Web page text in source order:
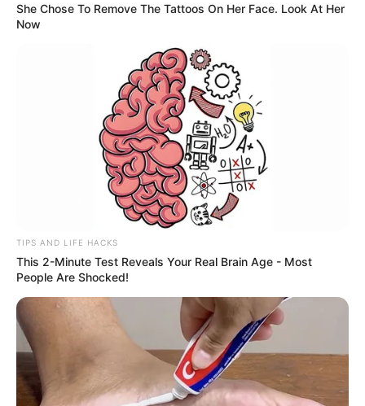
She Chose To Remove The Tattoos On Her Face. Look At Her
Now
TIPS AND LIFE HACKS
This 2-Minute Test Reveals Your Real Brain Age - Most
People Are Shocked!